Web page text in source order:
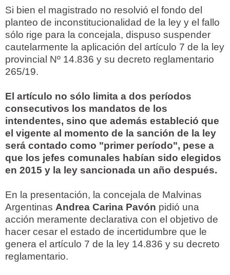
Si bien el magistrado no resolvió el fondo del
planteo de inconstitucionalidad de la ley y el fallo
sólo rige para la concejala, dispuso suspender
cautelarmente la aplicación del artículo 7 de la ley
provincial Nº 14.836 y su decreto reglamentario
265/19.
El artículo no sólo limita a dos períodos
consecutivos los mandatos de los
intendentes, sino que además estableció que
el vigente al momento de la sanción de la ley
será contado como "primer período", pese a
que los jefes comunales habían sido elegidos
en 2015 y la ley sancionada un año después.
En la presentación, la concejala de Malvinas
Argentinas Andrea Carina Pavón pidió una
acción meramente declarativa con el objetivo de
hacer cesar el estado de incertidumbre que le
genera el artículo 7 de la ley 14.836 y su decreto
reglamentario.